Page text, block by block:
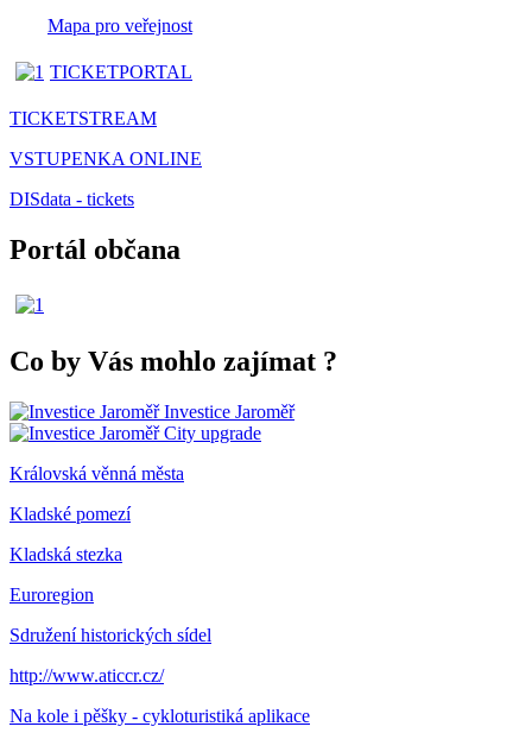
Mapa pro veřejnost
TICKETPORTAL
TICKETSTREAM
VSTUPENKA ONLINE
DISdata - tickets
Portál občana
Co by Vás mohlo zajímat ?
Investice Jaroměř
City upgrade
Královská věnná města
Kladské pomezí
Kladská stezka
Euroregion
Sdružení historických sídel
http://www.aticcr.cz/
Na kole i pěšky - cykloturistiká aplikace